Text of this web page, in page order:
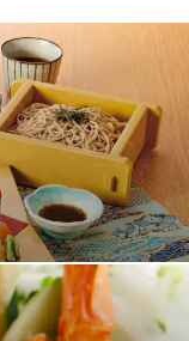
メニューまで幅広
える「だし」。当店